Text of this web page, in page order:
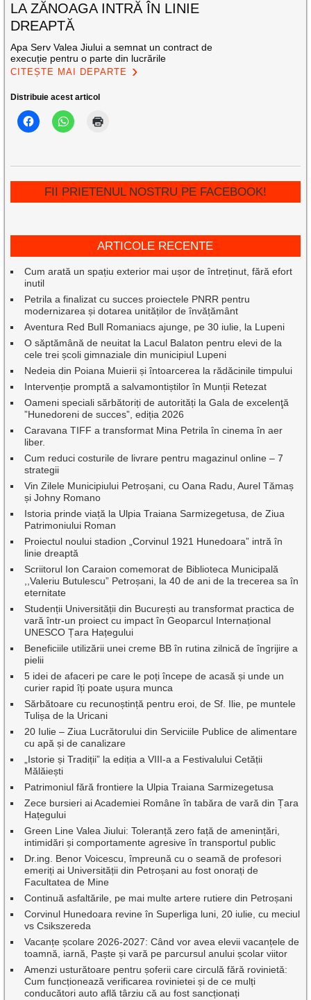
LA ZĂNOAGA INTRĂ ÎN LINIE
DREAPTĂ
Apa Serv Valea Jiului a semnat un contract de
execuție pentru o parte din lucrările
CITEȘTE MAI DEPARTE
Distribuie acest articol
FII PRIETENUL NOSTRU PE FACEBOOK!
ARTICOLE RECENTE
Cum arată un spațiu exterior mai ușor de întreținut, fără efort
inutil
Petrila a finalizat cu succes proiectele PNRR pentru
modernizarea și dotarea unităților de învățământ
Aventura Red Bull Romaniacs ajunge, pe 30 iulie, la Lupeni
O săptămână de neuitat la Lacul Balaton pentru elevi de la
cele trei școli gimnaziale din municipiul Lupeni
Nedeia din Poiana Muierii și întoarcerea la rădăcinile timpului
Intervenție promptă a salvamontiștilor în Munții Retezat
Oameni speciali sărbătoriți de autorități la Gala de excelenţă
”Hunedoreni de succes”, ediția 2026
Caravana TIFF a transformat Mina Petrila în cinema în aer
liber.
Cum reduci costurile de livrare pentru magazinul online – 7
strategii
Vin Zilele Municipiului Petroșani, cu Oana Radu, Aurel Tămaș
și Johny Romano
Istoria prinde viață la Ulpia Traiana Sarmizegetusa, de Ziua
Patrimoniului Roman
Proiectul noului stadion „Corvinul 1921 Hunedoara” intră în
linie dreaptă
Scriitorul Ion Caraion comemorat de Biblioteca Municipală
,,Valeriu Butulescu” Petroșani, la 40 de ani de la trecerea sa în
eternitate
Studenții Universității din București au transformat practica de
vară într-un proiect cu impact în Geoparcul Internațional
UNESCO Țara Hațegului
Beneficiile utilizării unei creme BB în rutina zilnică de îngrijire a
pielii
5 idei de afaceri pe care le poți începe de acasă și unde un
curier rapid îți poate ușura munca
Sărbătoare cu recunoștință pentru eroi, de Sf. Ilie, pe muntele
Tulișa de la Uricani
20 Iulie – Ziua Lucrătorului din Serviciile Publice de alimentare
cu apă și de canalizare
„Istorie și Tradiții” la ediția a VIII-a a Festivalului Cetății
Mălăiești
Patrimoniul fără frontiere la Ulpia Traiana Sarmizegetusa
Zece bursieri ai Academiei Române în tabăra de vară din Țara
Hațegului
Green Line Valea Jiului: Toleranță zero față de amenințări,
intimidări și comportamente agresive în transportul public
Dr.ing. Benor Voicescu, împreună cu o seamă de profesori
emeriți ai Universității din Petroșani au fost onorați de
Facultatea de Mine
Continuă asfaltările, pe mai multe artere rutiere din Petroșani
Corvinul Hunedoara revine în Superliga luni, 20 iulie, cu meciul
vs Csikszereda
Vacanțe școlare 2026-2027: Când vor avea elevii vacanțele de
toamnă, iarnă, Paște și vară pe parcursul anului școlar viitor
Amenzi usturătoare pentru șoferii care circulă fără rovinietă:
Cum funcționează verificarea rovinietei și de ce mulți
conducători auto află târziu că au fost sancționați